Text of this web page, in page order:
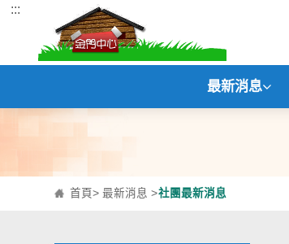
跳到主要內容區塊
:::
最新消息
首頁>最新消息 >社團最新消息